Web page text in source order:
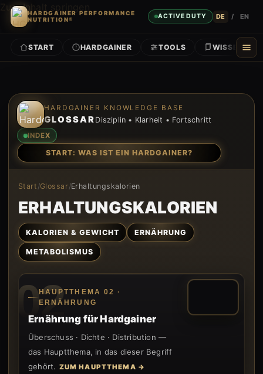
Zum Inhalt springen
HARDGAINER PERFORMANCE
NUTRITION®
ACTIVE DUTY DE / EN
START HARDGAINER TOOLS WISSEN
HARDGAINER KNOWLEDGE BASE
GLOSSAR Disziplin • Klarheit • Fortschritt
INDEX
START: WAS IST EIN HARDGAINER?
Start /Glossar/Erhaltungskalorien
ERHALTUNGSKALORIEN
KALORIEN & GEWICHT ERNÄHRUNG
METABOLISMUS
02
HAUPTTHEMA 02 ·
ERNÄHRUNG
Ernährung für Hardgainer
Überschuss · Dichte · Distribution —
das Hauptthema, in das dieser Begriff
gehört. ZUM HAUPTTHEMA →